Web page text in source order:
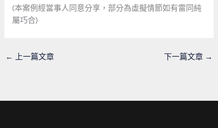
(本案例經當事人同意分享，部分為虛擬情節如有雷同純
屬巧合)
← 上一篇文章 下一篇文章 →